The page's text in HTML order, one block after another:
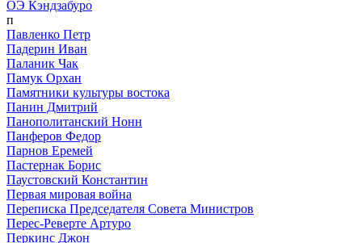
ОЭ Кэндзабуро
п
Павленко Петр
Падерин Иван
Паланик Чак
Памук Орхан
Памятники культуры востока
Панин Дмитрий
Панополитанский Нонн
Панферов Федор
Парнов Еремей
Пастернак Борис
Паустовский Константин
Первая мировая война
Переписка Председателя Совета Министров
Перес-Реверте Артуро
Перкинс Джон